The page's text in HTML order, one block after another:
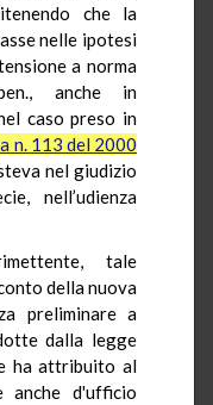
che la
nelle ipotesi
a norma
anche in
caso preso in
n. 113 del 2000
nel giudizio
nell’udienza
tale
della nuova
preliminare a
dalla legge
ha attribuito al
d'ufficio